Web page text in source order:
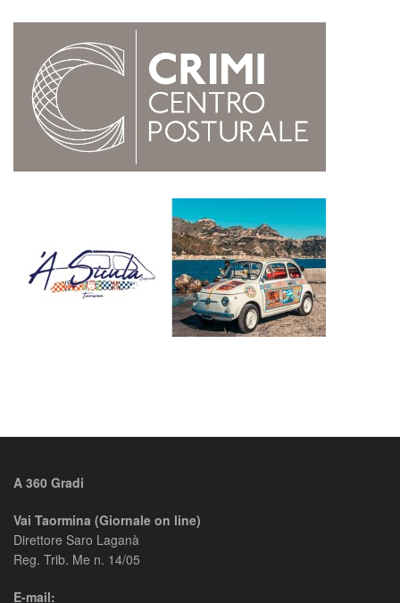
A 360 Gradi
Vai Taormina (Giornale on line)
Direttore Saro Laganà
Reg. Trib. Me n. 14/05
E-mail: